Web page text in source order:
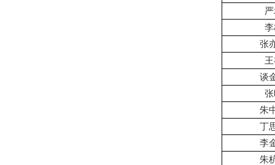
张
谈
朱
丁
李
朱